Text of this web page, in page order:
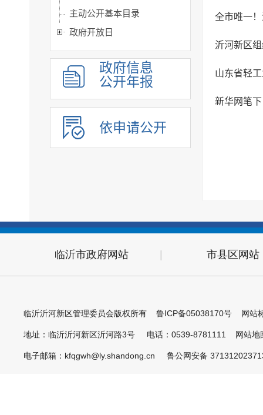
主动公开基本目录
政府开放日
政府信息
公开年报
依申请公开
全市唯一
沂河新区
山东省轻
新华网笔